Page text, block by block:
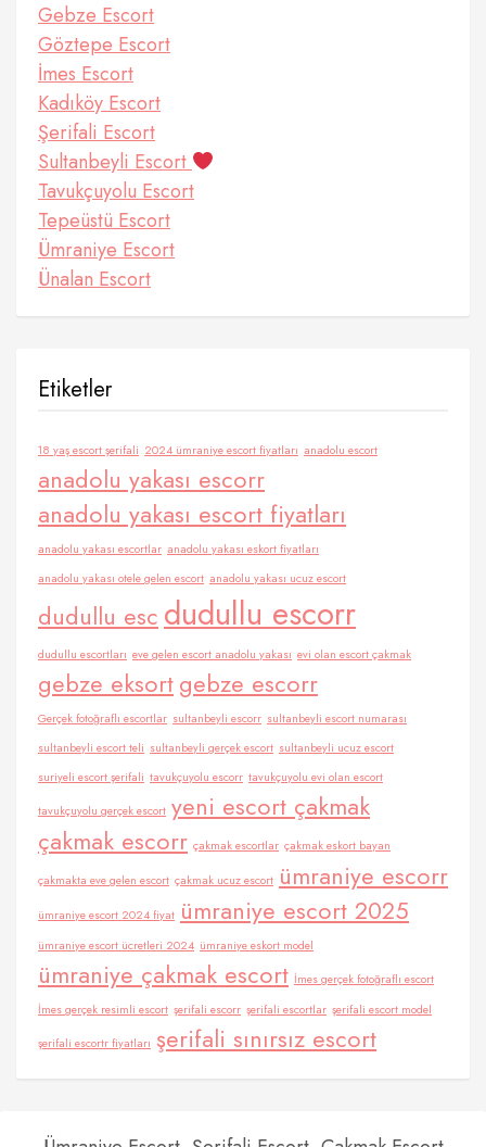
Gebze Escort
Göztepe Escort
İmes Escort
Kadıköy Escort
Şerifali Escort
Sultanbeyli Escort
Tavukçuyolu Escort
Tepeüstü Escort
Ümraniye Escort
Ünalan Escort
Etiketler
18 yaş escort şerifali 2024 ümraniye escort fiyatları anadolu escort
anadolu yakası escorr
anadolu yakası escort fiyatları
anadolu yakası escortlar anadolu yakası eskort fiyatları
anadolu yakası otele gelen escort anadolu yakası ucuz escort
dudullu esc dudullu escorr
dudullu escortları eve gelen escort anadolu yakası evi olan escort çakmak
gebze eksortgebze escorr
Gerçek fotoğraflı escortlar sultanbeyli escorr sultanbeyli escort numarası
sultanbeyli escort teli sultanbeyli gerçek escort sultanbeyli ucuz escort
suriyeli escort şerifali tavukçuyolu escorr tavukçuyolu evi olan escort
tavukçuyolu gerçek escort yeni escort çakmak
çakmak escorr çakmak escortlar çakmak eskort bayan
çakmakta eve gelen escort çakmak ucuz escort ümraniye escorr
ümraniye escort 2024 fiyat ümraniye escort 2025
ümraniye escort ücretleri 2024 ümraniye eskort model
ümraniye çakmak escort İmes gerçek fotoğraflı escort
İmes gerçek resimli escort şerifali escorr şerifali escortlar şerifali escort model
şerifali escortr fiyatları şerifali sınırsız escort